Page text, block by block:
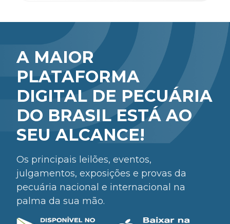
A MAIOR
PLATAFORMA
DIGITAL DE PECUÁRIA
DO BRASIL ESTÁ AO
SEU ALCANCE!
Os principais leilões, eventos,
julgamentos, exposições e provas da
pecuária nacional e internacional na
palma da sua mão.